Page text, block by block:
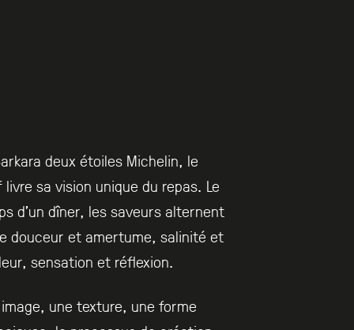
deux étoiles Michelin, le
sa vision unique du repas. Le
d’un dîner, les saveurs alternent
douceur et amertume, salinité et
sensation et réflexion.
une texture, une forme